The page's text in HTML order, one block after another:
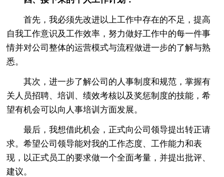
首先，我必须先改进以上工作中存在的不足，提高
自我工作意识及工作效率，努力做好工作中的每一件事
情并对公司整体的运营模式与流程做进一步的了解与熟
悉。
其次，进一步了解公司的人事制度和规范，掌握有
关人员招聘、培训、绩效考核以及奖惩制度的技能，希
望有机会可以向人事培训方面发展。
最后，我想借此机会，正式向公司领导提出转正请
求。希望公司领导能对我的工作态度、工作能力和表
现，以正式员工的要求做一个全面考量，并提出批评、
建议。